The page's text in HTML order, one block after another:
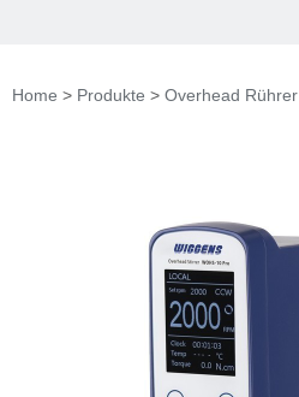
Home > Produkte > Overhead Rührer